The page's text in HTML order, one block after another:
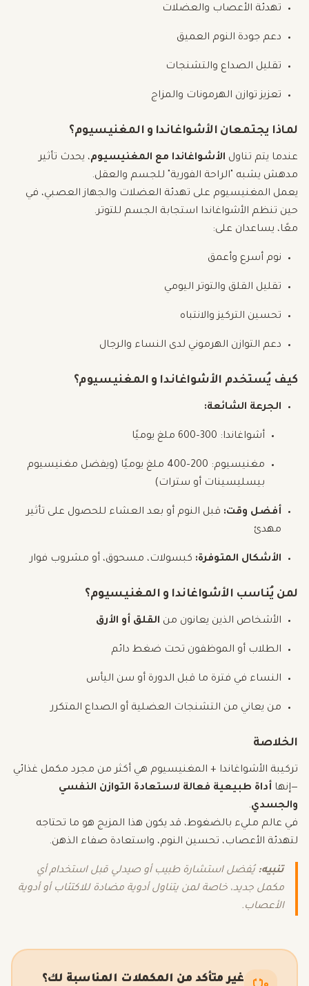
تهدئة الأعصاب والعضلات
دعم جودة النوم العميق
تقليل الصداع والتشنجات
تعزيز توازن الهرمونات والمزاج
لماذا يجتمعان الأشواغاندا و المغنيسيوم؟
عندما يتم تناول الأشواغاندا مع المغنيسيوم، يحدث تأثير
مدهش يشبه "الراحة الفورية" للجسم والعقل.
يعمل المغنيسيوم على تهدئة العضلات والجهاز العصبي، في
حين تنظم الأشواغاندا استجابة الجسم للتوتر.
معًا، يساعدان على:
نوم أسرع وأعمق
تقليل القلق والتوتر اليومي
تحسين التركيز والانتباه
دعم التوازن الهرموني لدى النساء والرجال
كيف يُستخدم الأشواغاندا و المغنيسيوم؟
الجرعة الشائعة:
أشواغاندا: 300–600 ملغ يوميًا
مغنيسيوم: 200–400 ملغ يوميًا (ويفضل مغنيسيوم
بيسليسينات أو سترات)
أفضل وقت: قبل النوم أو بعد العشاء للحصول على تأثير
مهدئ
الأشكال المتوفرة: كبسولات، مسحوق، أو مشروب فوار
لمن يُناسب الأشواغاندا و المغنيسيوم؟
الأشخاص الذين يعانون من القلق أو الأرق
الطلاب أو الموظفون تحت ضغط دائم
النساء في فترة ما قبل الدورة أو سن اليأس
من يعاني من التشنجات العضلية أو الصداع المتكرر
الخلاصة
تركيبة الأشواغاندا + المغنيسيوم هي أكثر من مجرد مكمل غذائي
—إنها أداة طبيعية فعالة لاستعادة التوازن النفسي
والجسدي.
في عالم مليء بالضغوط، قد يكون هذا المزيج هو ما تحتاجه
لتهدئة الأعصاب، تحسين النوم، واستعادة صفاء الذهن.
تنبيه: يُفضل استشارة طبيب أو صيدلي قبل استخدام أي
مكمل جديد، خاصة لمن يتناول أدوية مضادة للاكتئاب أو أدوية
الأعصاب.
غير متأكد من المكملات المناسبة لك؟